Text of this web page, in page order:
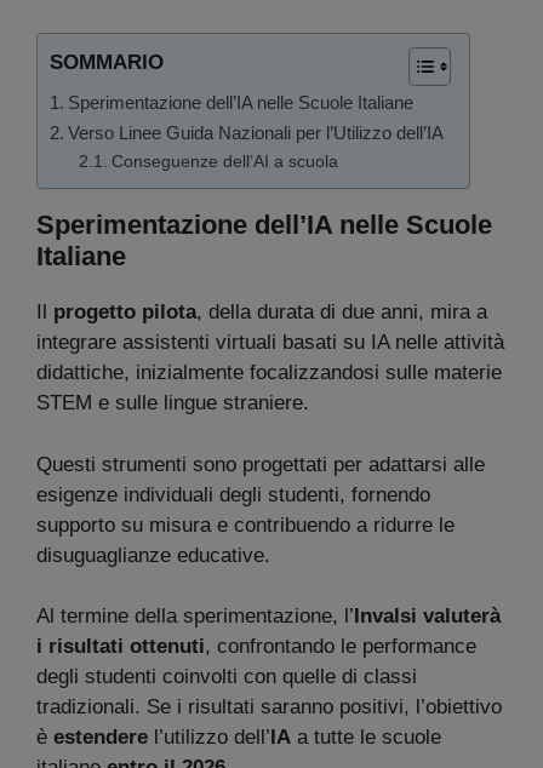
SOMMARIO
Sperimentazione dell’IA nelle Scuole Italiane
Verso Linee Guida Nazionali per l’Utilizzo dell’IA
Conseguenze dell’AI a scuola
Sperimentazione dell’IA nelle Scuole
Italiane
Il progetto pilota, della durata di due anni, mira a
integrare assistenti virtuali basati su IA nelle attività
didattiche, inizialmente focalizzandosi sulle materie
STEM e sulle lingue straniere.
Questi strumenti sono progettati per adattarsi alle
esigenze individuali degli studenti, fornendo
supporto su misura e contribuendo a ridurre le
disuguaglianze educative.
Al termine della sperimentazione, l’Invalsi valuterà
i risultati ottenuti, confrontando le performance
degli studenti coinvolti con quelle di classi
tradizionali. Se i risultati saranno positivi, l’obiettivo
è estendere l’utilizzo dell’IA a tutte le scuole